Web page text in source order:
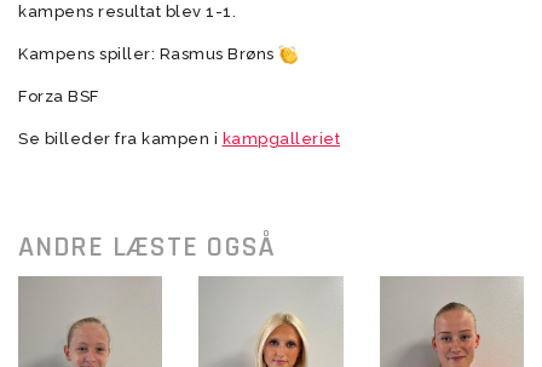
kampens resultat blev 1-1.
Kampens spiller: Rasmus Brøns
Forza BSF
Se billeder fra kampen i kampgalleriet
ANDRE LÆSTE OGSÅ